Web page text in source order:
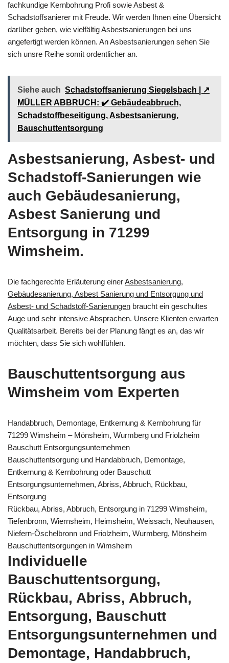
fachkundige Kernbohrung Profi sowie Asbest &
Schadstoffsanierer mit Freude. Wir werden Ihnen eine Übersicht
darüber geben, wie vielfältig Asbestsanierungen bei uns
angefertigt werden können. An Asbestsanierungen sehen Sie
sich unsre Reihe somit ordentlicher an.
Siehe auch Schadstoffsanierung Siegelsbach | ↗️
MÜLLER ABBRUCH: ✔️ Gebäudeabbruch,
Schadstoffbeseitigung, Asbestsanierung,
Bauschuttentsorgung
Asbestsanierung, Asbest- und
Schadstoff-Sanierungen wie
auch Gebäudesanierung,
Asbest Sanierung und
Entsorgung in 71299
Wimsheim.
Die fachgerechte Erläuterung einerAsbestsanierung,
Gebäudesanierung, Asbest Sanierung und Entsorgung und
Asbest- und Schadstoff-Sanierungen braucht ein geschultes
Auge und sehr intensive Absprachen. Unsere Klienten erwarten
Qualitätsarbeit. Bereits bei der Planung fängt es an, das wir
möchten, dass Sie sich wohlfühlen.
Bauschuttentsorgung aus
Wimsheim vom Experten
Handabbruch, Demontage, Entkernung & Kernbohrung für
71299 Wimsheim – Mönsheim, Wurmberg und Friolzheim
Bauschutt Entsorgungsunternehmen
Bauschuttentsorgung und Handabbruch, Demontage,
Entkernung & Kernbohrung oder Bauschutt
Entsorgungsunternehmen, Abriss, Abbruch, Rückbau,
Entsorgung
Rückbau, Abriss, Abbruch, Entsorgung in 71299 Wimsheim,
Tiefenbronn, Wiernsheim, Heimsheim, Weissach, Neuhausen,
Niefern-Öschelbronn und Friolzheim, Wurmberg, Mönsheim
Bauschuttentsorgungen in Wimsheim
Individuelle
Bauschuttentsorgung,
Rückbau, Abriss, Abbruch,
Entsorgung, Bauschutt
Entsorgungsunternehmen und
Demontage, Handabbruch,